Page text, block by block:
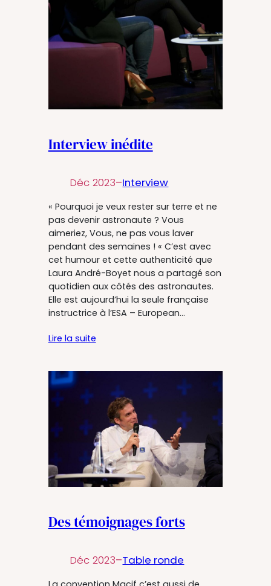
Interview inédite
Déc 2023–Interview
« Pourquoi je veux rester sur terre et ne
pas devenir astronaute ? Vous
aimeriez, Vous, ne pas vous laver
pendant des semaines ! « C’est avec
cet humour et cette authenticité que
Laura André-Boyet nous a partagé son
quotidien aux côtés des astronautes.
Elle est aujourd’hui la seule française
instructrice à l’ESA – European…
Lire la suite
Des témoignages forts
Déc 2023–Table ronde